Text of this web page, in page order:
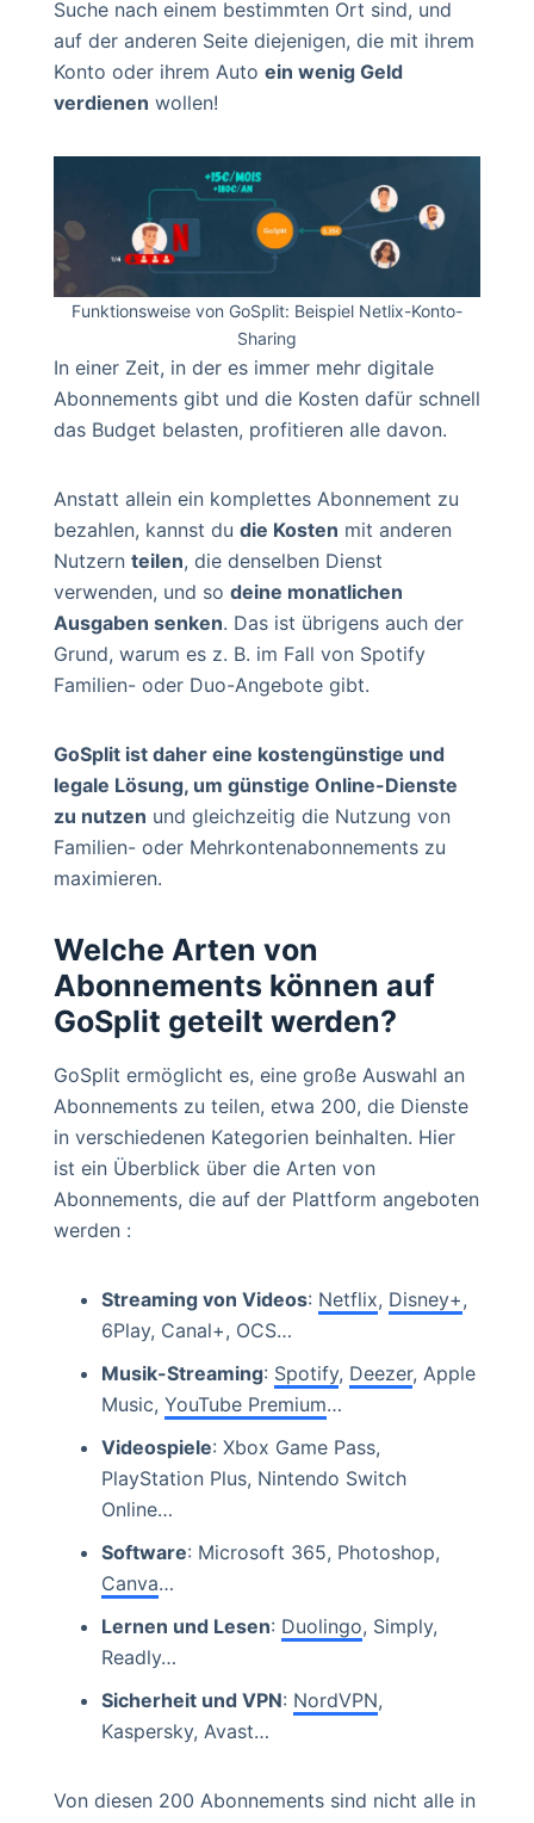
Suche nach einem bestimmten Ort sind, und
auf der anderen Seite diejenigen, die mit ihrem
Konto oder ihrem Auto ein wenig Geld
verdienen wollen!
Funktionsweise von GoSplit: Beispiel Netlix-Konto-
Sharing
In einer Zeit, in der es immer mehr digitale
Abonnements gibt und die Kosten dafür schnell
das Budget belasten, profitieren alle davon.
Anstatt allein ein komplettes Abonnement zu
bezahlen, kannst du die Kosten mit anderen
Nutzern teilen, die denselben Dienst
verwenden, und so deine monatlichen
Ausgaben senken. Das ist übrigens auch der
Grund, warum es z. B. im Fall von Spotify
Familien- oder Duo-Angebote gibt.
GoSplit ist daher eine kostengünstige und
legale Lösung, um günstige Online-Dienste
zu nutzen und gleichzeitig die Nutzung von
Familien- oder Mehrkontenabonnements zu
maximieren.
Welche Arten von
Abonnements können auf
GoSplit geteilt werden?
GoSplit ermöglicht es, eine große Auswahl an
Abonnements zu teilen, etwa 200, die Dienste
in verschiedenen Kategorien beinhalten. Hier
ist ein Überblick über die Arten von
Abonnements, die auf der Plattform angeboten
werden :
Streaming von Videos: Netflix, Disney+,
6Play, Canal+, OCS…
Musik-Streaming: Spotify, Deezer, Apple
Music, YouTube Premium…
Videospiele: Xbox Game Pass,
PlayStation Plus, Nintendo Switch
Online…
Software: Microsoft 365, Photoshop,
Canva…
Lernen und Lesen: Duolingo, Simply,
Readly…
Sicherheit und VPN: NordVPN,
Kaspersky, Avast…
Von diesen 200 Abonnements sind nicht alle in